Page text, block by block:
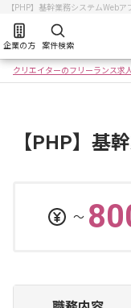
【PHP】基幹業務システムWeb
企業の方 案件検索
クリエイターのフリーランス求
【PHP】基
〜